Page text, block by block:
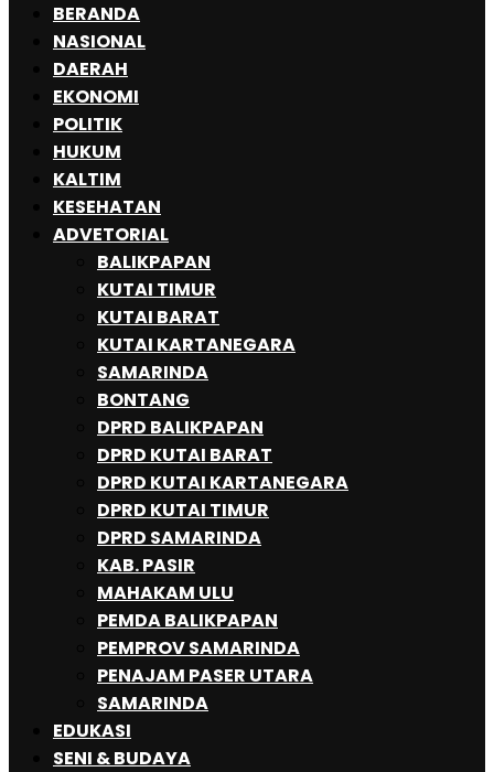
BERANDA
NASIONAL
DAERAH
EKONOMI
POLITIK
HUKUM
KALTIM
KESEHATAN
ADVETORIAL
BALIKPAPAN
KUTAI TIMUR
KUTAI BARAT
KUTAI KARTANEGARA
SAMARINDA
BONTANG
DPRD BALIKPAPAN
DPRD KUTAI BARAT
DPRD KUTAI KARTANEGARA
DPRD KUTAI TIMUR
DPRD SAMARINDA
KAB. PASIR
MAHAKAM ULU
PEMDA BALIKPAPAN
PEMPROV SAMARINDA
PENAJAM PASER UTARA
SAMARINDA
EDUKASI
SENI & BUDAYA